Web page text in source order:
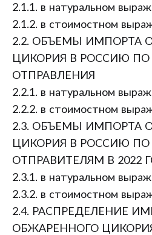
2.1.1. в натуральном
2.1.2. в стоимостном
2.2. ОБЪЕМЫ ИМПОРТА
ЦИКОРИЯ В РОССИЮ ПО
ОТПРАВЛЕНИЯ
2.2.1. в натуральном
2.2.2. в стоимостном
2.3. ОБЪЕМЫ ИМПОРТА
ЦИКОРИЯ В РОССИЮ
ОТПРАВИТЕЛЯМ В 2022
2.3.1. в натуральном
2.3.2. в стоимостном
2.4. РАСПРЕДЕЛЕНИЕ
ОБЖАРЕННОГО